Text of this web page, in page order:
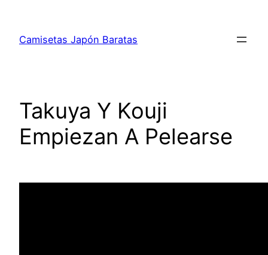
contenido
Camisetas Japón Baratas
Takuya Y Kouji
Empiezan A Pelearse